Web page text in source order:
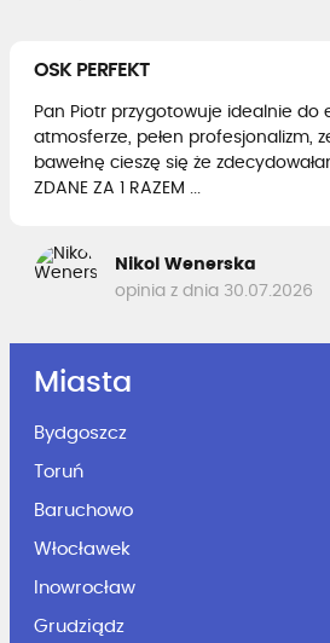
OSK PERFEKT
Pan Piotr przygotowuje idealnie do
atmosferze, pełen profesjonalizm,
bawełnę cieszę się że
ZDANE ZA 1 RAZEM ...
Nikol Wenerska
opinia z dnia 30.07.2026
Miasta
Bydgoszcz
Toruń
Baruchowo
Włocławek
Inowrocław
Grudziądz